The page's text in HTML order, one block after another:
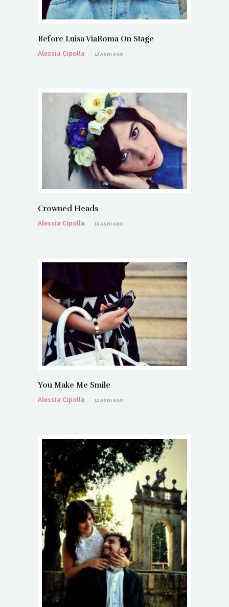
Before Luisa ViaRoma On Stage
Alessia Cipolla
13 ANNI AGO
Crowned Heads
Alessia Cipolla
13 ANNI AGO
You Make Me Smile
Alessia Cipolla
13 ANNI AGO